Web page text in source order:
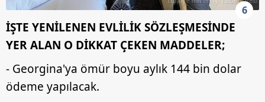
6
İŞTE YENİLENEN EVLİLİK SÖZLEŞMESİNDE
YER ALAN O DİKKAT ÇEKEN MADDELER;
- Georgina'ya ömür boyu aylık 144 bin dolar
ödeme yapılacak.